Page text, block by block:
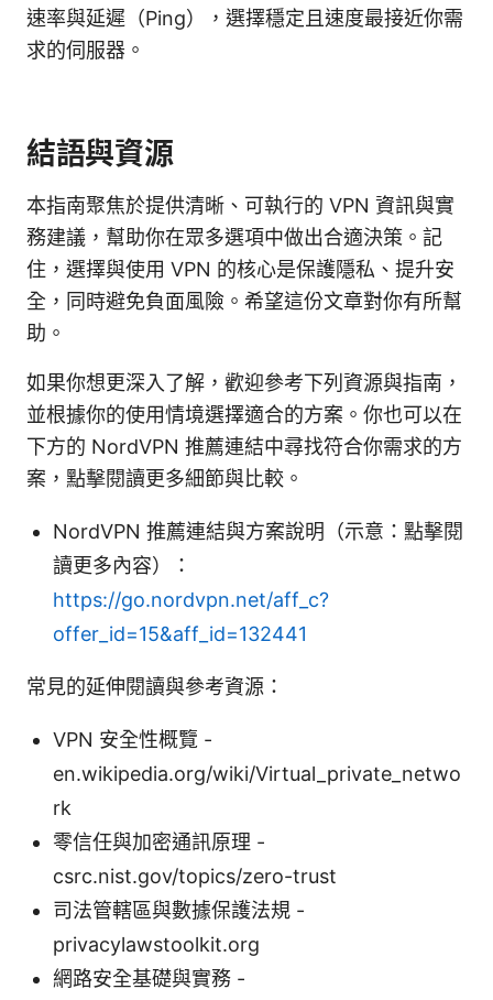
速率與延遲（Ping），選擇穩定且速度最接近你需
求的伺服器。
結語與資源
本指南聚焦於提供清晰、可執行的 VPN 資訊與實
務建議，幫助你在眾多選項中做出合適決策。記
住，選擇與使用 VPN 的核心是保護隱私、提升安
全，同時避免負面風險。希望這份文章對你有所幫
助。
如果你想更深入了解，歡迎參考下列資源與指南，
並根據你的使用情境選擇適合的方案。你也可以在
下方的 NordVPN 推薦連結中尋找符合你需求的方
案，點擊閱讀更多細節與比較。
NordVPN 推薦連結與方案說明（示意：點擊閱
讀更多內容）：
https://go.nordvpn.net/aff_c?
offer_id=15&aff_id=132441
常見的延伸閱讀與參考資源：
VPN 安全性概覽 -
en.wikipedia.org/wiki/Virtual_private_netwo
rk
零信任與加密通訊原理 -
csrc.nist.gov/topics/zero-trust
司法管轄區與數據保護法規 -
privacylawstoolkit.org
網路安全基礎與實務 -